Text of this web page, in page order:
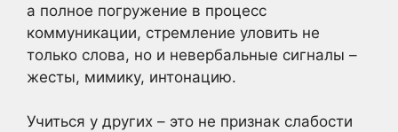
а полное погружение в процесс
коммуникации, стремление уловить не
только слова, но и невербальные сигналы –
жесты, мимику, интонацию.
Учиться у других – это не признак слабости